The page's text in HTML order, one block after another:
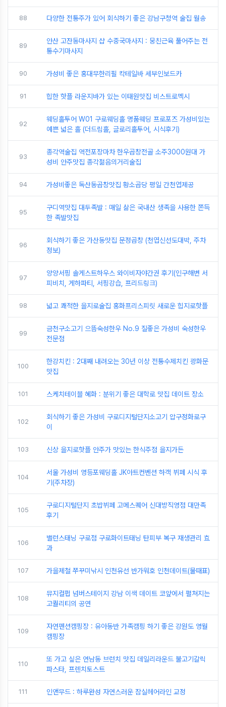
88 다양한 전통주가 있어 회식하기 좋은 강남구청역 술집 월송
89
안산 고잔동마사지 샵 수중국마사지 : 뭉친근육 풀어주는 전
통수기마사지
90 가성비 좋은 홍대무한리필 칵테일바 세부인보드카
91 힙한 핫플 라운지바가 있는 이태원맛집 비스트로멕시
92
웨딩홀투어 W01 구로웨딩홀 명품웨딩 프로포즈 가성비있는
예쁜 넓은 홀 (더드림홀, 글로리홀투어, 시식후기)
93
종각역술집 역전포장마차 한우곱창전골 소주3000원대 가
성비 안주맛집 종각젊음의거리술집
94 가성비좋은 독산동곱창맛집 황소곱당 평일 간천엽제공
95
구디역맛집 대두족발 : 매일 삶은 국내산 생족을 사용한 쫀득
한 족발맛집
96
회식하기 좋은 가산동맛집 문정곱창 (천엽신선도대박, 주차
정보)
97
양양서핑 솔게스트하우스 와이비자야간권 후기(인구해변 서
피비치, 게하파티, 서핑강습, 프리드링크)
98 넓고 쾌적한 을지로술집 홍화프리스피릿 새로운 힙지로핫플
99
금천구소고기 으뜸숙성한우 No.9 질좋은 가성비 숙성한우
전문점
100
한강치킨 : 2대째 내려오는 30년 이상 전통수제치킨 광화문
맛집
101 스케치테이블 혜화 : 분위기 좋은 대학로 맛집 데이트 장소
102
회식하기 좋은 가성비 구로디지털단지소고기 압구정화로구
이
103 신상 을지로핫플 안주가 맛있는 한식주점 을지가든
104
서울 가성비 영등포웨딩홀 JK아트컨벤션 하객 뷔페 시식 후
기(주차장)
105
구로디지털단지 초밥뷔페 고메스퀘어 신대방직영점 대만족
후기
106
밸런스태닝 구로점 구로화이트태닝 탄피부 복구 재생관리 효
과
107 가을제철 쭈꾸미낚시 인천유선 반가워호 인천데이트(물때표)
108
뮤지컬펍 넘버스테이지 강남 이색 데이트 코앞에서 펼쳐지는
고퀄리티의 공연
109
자연펜션캠핑장 : 유아동반 가족캠핑 하기 좋은 강원도 영월
캠핑장
110
또 가고 싶은 연남동 브런치 맛집 데일리라운드 불고기갈릭
파스타, 프렌치토스트
111 인앤무드 : 하루완성 자연스러운 잠실헤어라인 교정